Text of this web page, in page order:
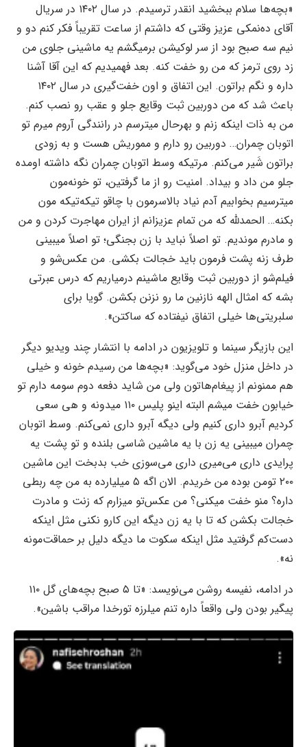
«بچه‌ها سلام ببخشید انقدر ترسیدم. در سال ۱۴۰۲ در سریال
آقای ده‌نمکی عزیز وقتی که داشتم از ساعت تقریباً فکر کنم دو و
نیم سه صبح بود از سر لوکیشن برمیگشم یه ماشینی جلوی من
زد روی ترمز که من رو خفت کنه. بعد فهمیدیم که این آقا آشنا
داره و نگم براتون. این اتفاق و اون خفت‌گیری در سال ۱۴۰۲
باعث شد که من دوربین ثبت وقایع جلو و عقب رو نصب کنم.
من به ذات اینکه زنم و بهرحال میترسم در رانندگی آروم میرم تو
اتوبان چمران… دوربین رو دارم و مموریش هست و به زودی
براتون شَیر می‌کنم. مرتیکه وسط اتوبان چمران نگه داشته اومده
جلو من داد و بیداد. امنیت رو از ما گرفتین، تو خونه‌مون
میترسیم بخوابیم آدم نیاد بالاسرمون با چاقو تیکه‌تیکه مون
بکنه… الحمدلله که من تمام عزیزانم از ایران مهاجرت کردن و من
و مادرم موندیم. تو اصلاً نباید با زن بجنگی؛ تو اصلاً میبینی
طرف زنه پشت فرمون باید خجالت بکشی. من عکس‌شو و
فیلم‌شو از دوربین ثبت وقایع ماشینم درمیاریم که درس عبرتی
بشه که امثال الهه نازنین ما رو نزنن بکشن. گویا برای
سلبریتی‌ها خیلی اتفاق نیفتاده که ساکتن».
این بازیگر سینما و تلویزیون در ادامه با انتشار چند ویدیو دیگر
در داخل منزل خود می‌گوید: «بچه‌ها من رسیدم خونه و خیلی
هم ممنونم از پیغام‌هاتون ولی من شاید دفعه دوم سومه دارم تو
خیابون خفت میشم البته اینو پلیس ۱۱۰ میدونه و هی سعی
کردیم آبرو داری کنیم ولی دیگه آبرو داری نمی‌کنم. وسط اتوبان
چمران میبینی یه زن با یه ماشین شاسی بلنده و تو پشت یه
پرایدی داری می‌میری داری می‌سوزی خب بدبخت این ماشین
۲۰۰ تومن بوده من خریدم. الان اگه ۵ میلیارده به من چه ربطی
داره؟ منو خفت میکنی؟ من عکس‌تو میزارم که زنت‌ و مادرت
خجالت بکشن که تا با یه زن دیگه این کارو نکنی مثل اینکه
دست‌کم گرفتید مثل اینکه سکوت ما دیگه دلیل بر حماقت‌مونه
نه».
در ادامه، نفیسه روشن می‌نویسد: «تا ۵ صبح بچه‌های گل ۱۱۰
پیگیر بودن ولی واقعاً داره تنم میلرزه تورخدا مراقب باشین».